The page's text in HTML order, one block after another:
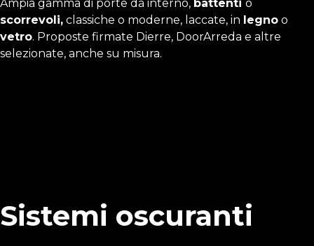
Ampia gamma di porte da interno, battenti o
scorrevoli, classiche o moderne, laccate, in legno o
vetro. Proposte firmate Dierre, DoorArreda e altre
selezionate, anche su misura.
Sistemi oscuranti